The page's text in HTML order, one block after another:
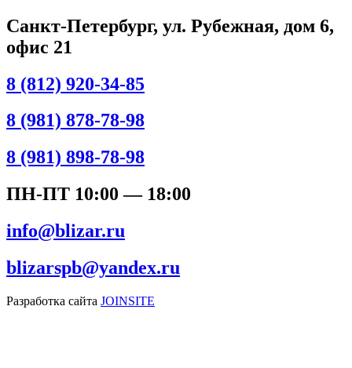
Санкт-Петербург, ул. Рубежная, дом 6,
офис 21
8 (812) 920-34-85
8 (981) 878-78-98
8 (981) 898-78-98
ПН-ПТ 10:00 — 18:00
info@blizar.ru
blizarspb@yandex.ru
Разработка сайта JOINSITE